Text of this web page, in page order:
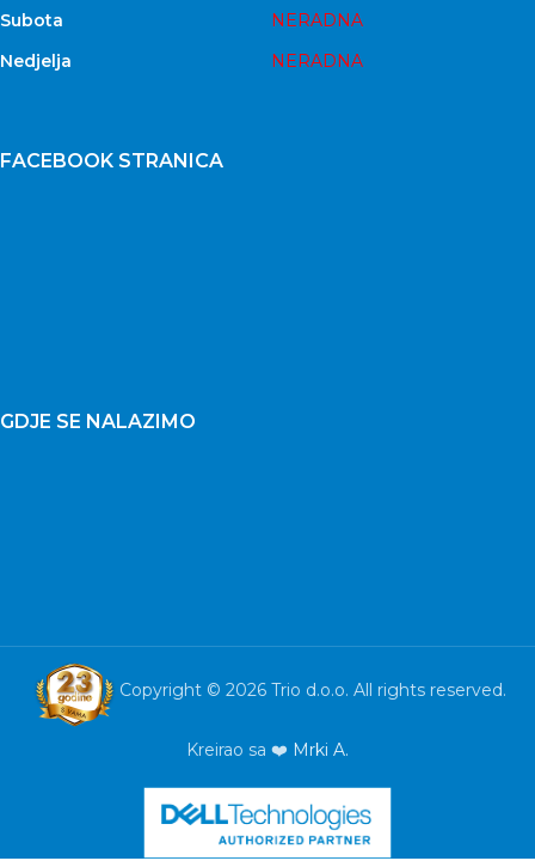
Subota
NERADNA
Nedjelja
NERADNA
FACEBOOK STRANICA
GDJE SE NALAZIMO
Copyright © 2026 Trio d.o.o. All rights reserved.
Kreirao sa ❤️ Mrki A.